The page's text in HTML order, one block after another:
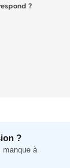
?
?
manque à